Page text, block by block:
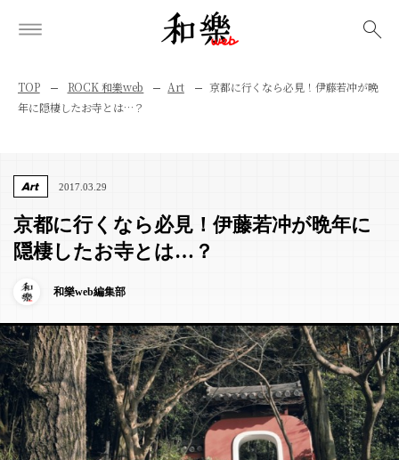
TOP ROCK 和樂web Art
京都に行くなら必見！伊藤若冲が晩
年に隠棲したお寺とは…？
Art 2017.03.29
京都に行くなら必見！伊藤若冲が晩年に
隠棲したお寺とは…？
和樂web編集部